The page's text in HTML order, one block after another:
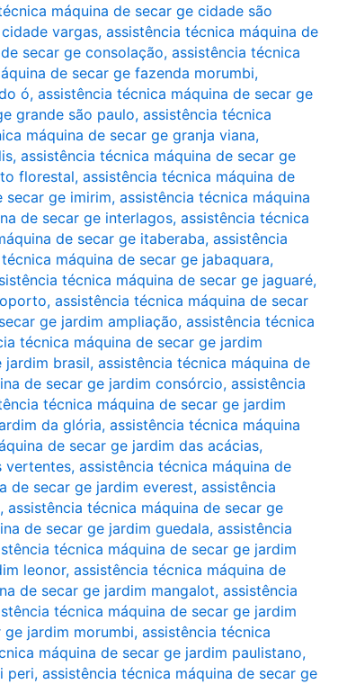
máquina de secar ge cidade são
vargas, assistência técnica máquina de
secar ge consolação, assistência técnica
de secar ge fazenda morumbi,
ó, assistência técnica máquina de secar ge
grande são paulo, assistência técnica
máquina de secar ge granja viana,
, assistência técnica máquina de secar ge
florestal, assistência técnica máquina de
secar ge imirim, assistência técnica máquina
de secar ge interlagos, assistência técnica
de secar ge itaberaba, assistência
máquina de secar ge jabaquara,
técnica máquina de secar ge jaguaré,
, assistência técnica máquina de secar
ge jardim ampliação, assistência técnica
técnica máquina de secar ge jardim
jardim brasil, assistência técnica máquina de
de secar ge jardim consórcio, assistência
técnica máquina de secar ge jardim
da glória, assistência técnica máquina
de secar ge jardim das acácias,
vertentes, assistência técnica máquina de
de secar ge jardim everest, assistência
, assistência técnica máquina de secar ge
de secar ge jardim guedala, assistência
técnica máquina de secar ge jardim
leonor, assistência técnica máquina de
de secar ge jardim mangalot, assistência
técnica máquina de secar ge jardim
ge jardim morumbi, assistência técnica
máquina de secar ge jardim paulistano,
peri, assistência técnica máquina de secar ge